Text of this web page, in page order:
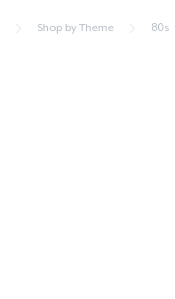
Shop by Theme 80s